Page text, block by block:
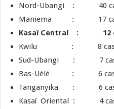
Nord-Ubangi : 40
Maniema : 17
Kasaï Central : 12
Kwilu : 8 cas
Sud-Ubangi : 7
Bas-Uélé : 6 cas
Tanganyika : 6
Kasaï Oriental : 4